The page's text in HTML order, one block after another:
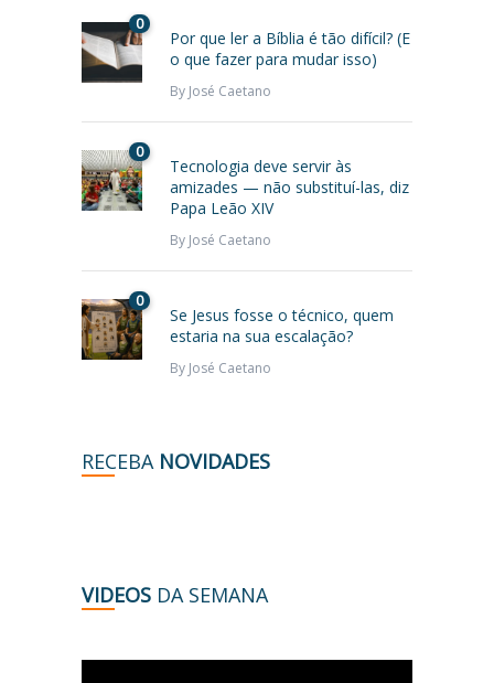
0
Por que ler a Bíblia é tão difícil? (E
o que fazer para mudar isso)
By José Caetano
0
Tecnologia deve servir às
amizades — não substituí-las, diz
Papa Leão XIV
By José Caetano
0
Se Jesus fosse o técnico, quem
estaria na sua escalação?
By José Caetano
RECEBA NOVIDADES
VIDEOS DA SEMANA